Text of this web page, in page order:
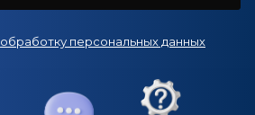
обработку персональных данных